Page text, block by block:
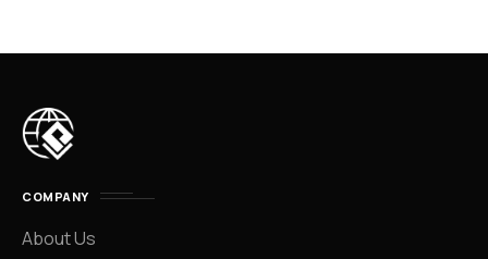
COMPANY
About Us